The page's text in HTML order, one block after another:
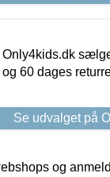
Only4kids.dk
og 60 dages
Se udvalget på
og